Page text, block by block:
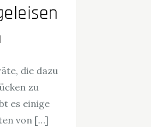
die dazu
zu
es einige
von […]